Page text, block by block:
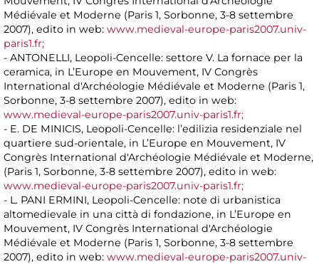
Médiévale et Moderne (Paris 1, Sorbonne, 3-8 settembre
2007), edito in web: www.medieval-europe-paris2007.univ-
paris1.fr;
- ANTONELLI, Leopoli-Cencelle: settore V. La fornace per la
ceramica, in L’Europe en Mouvement, IV Congrès
International d'Archéologie Médiévale et Moderne (Paris 1,
Sorbonne, 3-8 settembre 2007), edito in web:
www.medieval-europe-paris2007.univ-paris1.fr;
- E. DE MINICIS, Leopoli-Cencelle: l’edilizia residenziale nel
quartiere sud-orientale, in L’Europe en Mouvement, IV
Congrès International d'Archéologie Médiévale et Moderne,
(Paris 1, Sorbonne, 3-8 settembre 2007), edito in web:
www.medieval-europe-paris2007.univ-paris1.fr;
- L. PANI ERMINI, Leopoli-Cencelle: note di urbanistica
altomedievale in una città di fondazione, in L’Europe en
Mouvement, IV Congrès International d'Archéologie
Médiévale et Moderne (Paris 1, Sorbonne, 3-8 settembre
2007), edito in web: www.medieval-europe-paris2007.univ-